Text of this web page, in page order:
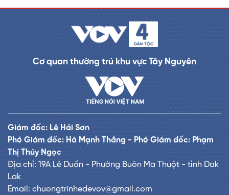
Cơ quan thường trú khu vực Tây Nguyên
Giám đốc: Lê Hải Sơn
Phó Giám đốc: Hà Mạnh Thắng - Phó Giám đốc: Phạm
Thị Thúy Ngọc
Địa chỉ: 19A Lê Duẩn - Phường Buôn Ma Thuột - tỉnh Dak
Lak
Email: chuongtrinhedevov@gmail.com